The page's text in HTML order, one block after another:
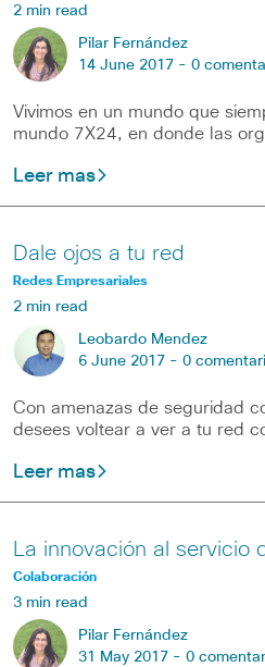
2 min read
Pilar Fernández
14 June 2017 - 0
Vivimos en un mundo que
mundo 7X24, en donde las
Leer mas
Dale ojos a tu red
Redes Empresariales
2 min read
Leobardo Mendez
6 June 2017 - 0
Con amenazas de seguridad
desees voltear a ver a tu red
Leer mas
La innovación al servicio
Colaboración
3 min read
Pilar Fernández
31 May 2017 - 0